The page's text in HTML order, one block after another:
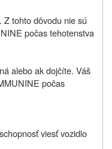
tohto dôvodu nie sú
počas tehotenstva
alebo ak dojčíte. Váš
počas
viesť vozidlo